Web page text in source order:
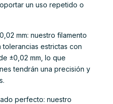
un uso repetido o
mm: nuestro filamento
estrictas con
±0,02 mm, lo que
tendrán una precisión y
perfecto: nuestro